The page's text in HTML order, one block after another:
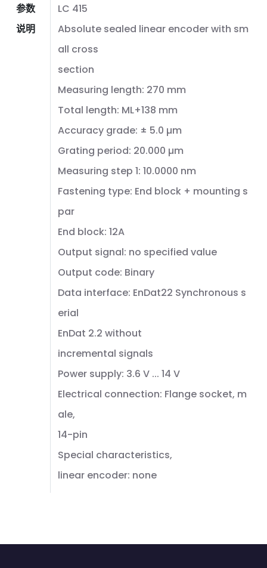
参数
说明
LC 415
Absolute sealed linear encoder with sm
all cross
section
Measuring length: 270 mm
Total length: ML+138 mm
Accuracy grade: ± 5.0 µm
Grating period: 20.000 µm
Measuring step 1: 10.0000 nm
Fastening type: End block + mounting s
par
End block: 12A
Output signal: no specified value
Output code: Binary
Data interface: EnDat22 Synchronous s
erial
EnDat 2.2 without
incremental signals
Power supply: 3.6 V ... 14 V
Electrical connection: Flange socket, m
ale,
14-pin
Special characteristics,
linear encoder: none